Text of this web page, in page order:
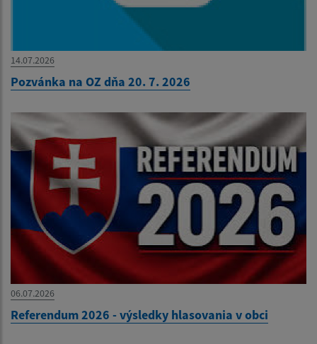
14.07.2026
Pozvánka na OZ dňa 20. 7. 2026
06.07.2026
Referendum 2026 - výsledky hlasovania v obci